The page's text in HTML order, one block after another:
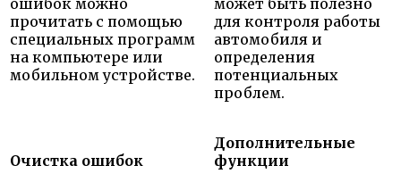
прочитать с помощью
специальных программ
на компьютере или
мобильном устройстве.
для контроля работы
автомобиля и
определения
потенциальных
проблем.
Очистка ошибок
Дополнительные
функции